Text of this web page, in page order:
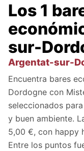
Los 1
sur-
Argentat-sur-
Encuentra bares
Dordogne con
seleccionados
y buen ambiente.
5,00 €, con happy
Entre los puntos